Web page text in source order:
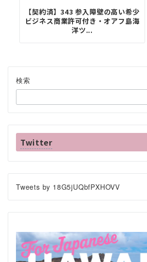
【契約済】343 参入障壁の高い希少
ビジネス商業許可付き・オアフ島海
洋ツ...
検索
Twitter
Tweets by 18G5jUQbfPXHOVV